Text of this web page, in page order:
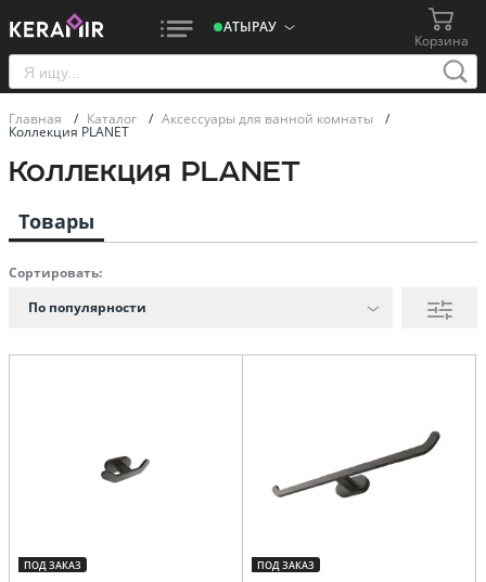
АТЫРАУ
Корзина
Главная / Каталог / Аксессуары для ванной комнаты /
Коллекция PLANET
Коллекция PLANET
Товары
Сортировать:
По популярности
ПОД ЗАКАЗ ПОД ЗАКАЗ